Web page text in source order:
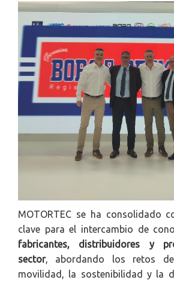
MOTORTEC se ha consolidado
clave para el intercambio de
fabricantes, distribuidores y
sector, abordando los retos
movilidad, la sostenibilidad y la